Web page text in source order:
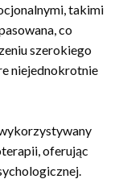
takimi
co
szerokiego
niejednokrotnie
oferując